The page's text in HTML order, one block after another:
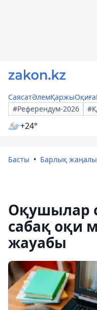
СаясатӘлемҚаржыОқиға
#Референдум-2026
+24°
Басты Барлық
Оқушылар
сабақ оқи
жауабы